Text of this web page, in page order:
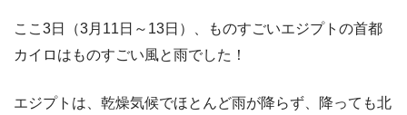
ここ3日（3月11日～13日）、ものすごいエジプトの首都
カイロはものすごい風と雨でした！
エジプトは、乾燥気候でほとんど雨が降らず、降っても北